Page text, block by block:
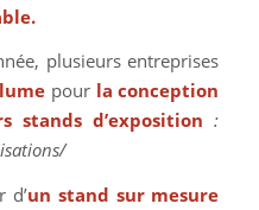
plusieurs entreprises
pour la conception
stands d’exposition:
d’un stand sur mesure